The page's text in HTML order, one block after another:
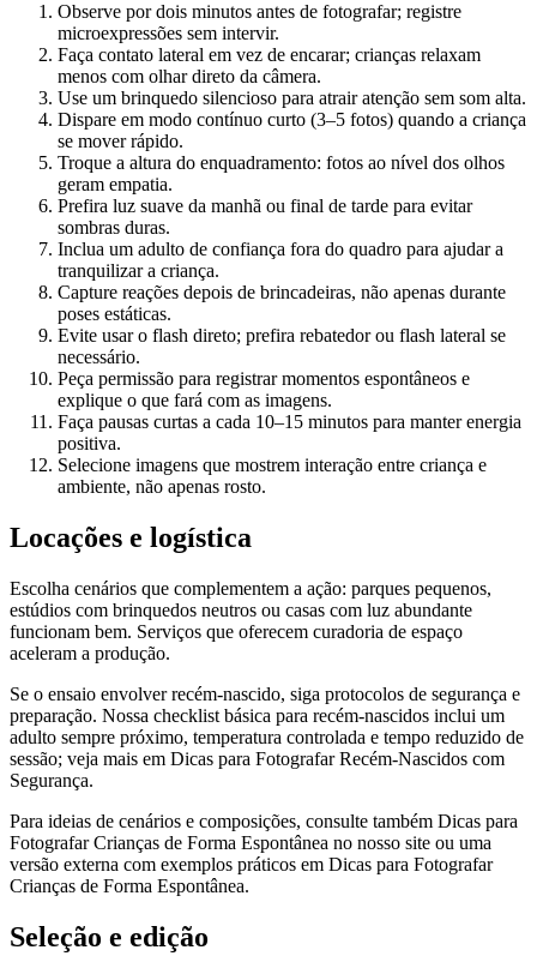
Observe por dois minutos antes de fotografar; registre
microexpressões sem intervir.
Faça contato lateral em vez de encarar; crianças relaxam
menos com olhar direto da câmera.
Use um brinquedo silencioso para atrair atenção sem som alta.
Dispare em modo contínuo curto (3–5 fotos) quando a criança
se mover rápido.
Troque a altura do enquadramento: fotos ao nível dos olhos
geram empatia.
Prefira luz suave da manhã ou final de tarde para evitar
sombras duras.
Inclua um adulto de confiança fora do quadro para ajudar a
tranquilizar a criança.
Capture reações depois de brincadeiras, não apenas durante
poses estáticas.
Evite usar o flash direto; prefira rebatedor ou flash lateral se
necessário.
Peça permissão para registrar momentos espontâneos e
explique o que fará com as imagens.
Faça pausas curtas a cada 10–15 minutos para manter energia
positiva.
Selecione imagens que mostrem interação entre criança e
ambiente, não apenas rosto.
Locações e logística
Escolha cenários que complementem a ação: parques pequenos,
estúdios com brinquedos neutros ou casas com luz abundante
funcionam bem. Serviços que oferecem curadoria de espaço
aceleram a produção.
Se o ensaio envolver recém-nascido, siga protocolos de segurança e
preparação. Nossa checklist básica para recém-nascidos inclui um
adulto sempre próximo, temperatura controlada e tempo reduzido de
sessão; veja mais em Dicas para Fotografar Recém-Nascidos com
Segurança.
Para ideias de cenários e composições, consulte também Dicas para
Fotografar Crianças de Forma Espontânea no nosso site ou uma
versão externa com exemplos práticos em Dicas para Fotografar
Crianças de Forma Espontânea.
Seleção e edição